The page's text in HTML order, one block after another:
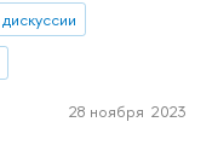
дискуссии
28 ноября 2023